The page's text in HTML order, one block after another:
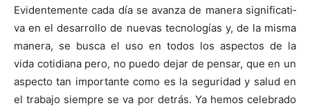
Evi­den­te­mente cada día se avan­za de man­era sig­ni­fica­ti­
va en el desar­rol­lo de nuevas tec­nologías y, de la mis­ma
man­era, se bus­ca el uso en todos los aspec­tos de la
vida cotid­i­ana pero, no puedo dejar de pen­sar, que en un
aspec­to tan impor­tante como es la seguri­dad y salud en
el tra­ba­jo siem­pre se va por detrás. Ya hemos cel­e­bra­do